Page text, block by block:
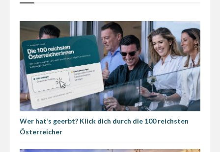
Wer hat’s geerbt? Klick dich durch die 100 reichsten
Österreicher